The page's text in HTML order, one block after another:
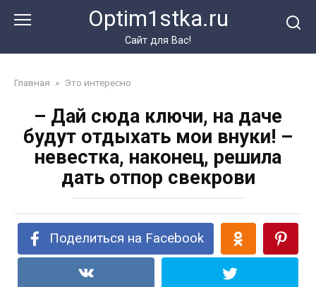
Optim1stka.ru
Сайт для Вас!
Главная » Это интересно
– Дай сюда ключи, на даче
будут отдыхать мои внуки! –
невестка, наконец, решила
дать отпор свекрови
Поделиться на Facebook